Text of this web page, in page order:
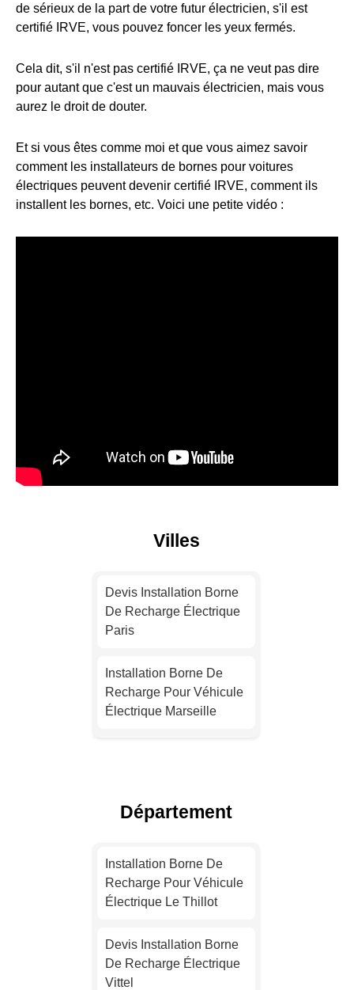
de sérieux de la part de votre futur électricien, s'il est
certifié IRVE, vous pouvez foncer les yeux fermés.
Cela dit, s'il n'est pas certifié IRVE, ça ne veut pas dire
pour autant que c'est un mauvais électricien, mais vous
aurez le droit de douter.
Et si vous êtes comme moi et que vous aimez savoir
comment les installateurs de bornes pour voitures
électriques peuvent devenir certifié IRVE, comment ils
installent les bornes, etc. Voici une petite vidéo :
Villes
Devis Installation Borne
De Recharge Électrique
Paris
Installation Borne De
Recharge Pour Véhicule
Électrique Marseille
Toulouse
Nice
Département
Installation Borne De
Recharge Pour Véhicule
Électrique Le Thillot
Devis Installation Borne
De Recharge Électrique
Vittel